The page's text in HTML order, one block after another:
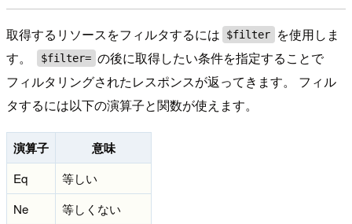
取得するリソースをフィルタするには $filter
を使用しま
す。
$filter= の後に取得したい条件を指定することで
フィルタリングされたレスポンスが返ってきます。 フィル
タするには以下の演算子と関数が使えます。
演算子 意味
Eq
等しい
Ne
等しくない